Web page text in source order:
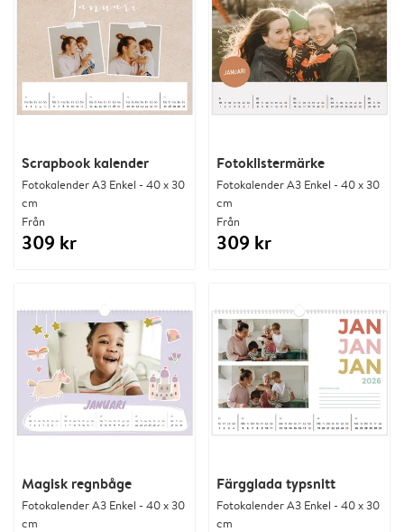
Scrapbook kalender
Fotokalender A3 Enkel - 40 x 30
cm
Från
309 kr
Fotoklistermärke
Fotokalender A3 Enkel - 40 x 30
cm
Från
309 kr
Magisk regnbåge
Fotokalender A3 Enkel - 40 x 30
cm
Färgglada typsnitt
Fotokalender A3 Enkel - 40 x 30
cm